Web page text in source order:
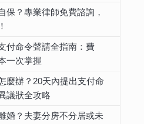
保？專業律師免費諮詢，
付命令聲請全指南：費
一次掌握
麼辦？20天內提出支付命
議狀全攻略
婚？夫妻分房不分居或未